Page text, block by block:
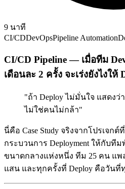
9 นาที
CI/CDDevOpsPipeline Automation
CI/CD Pipeline — เมื่อทีม
เดือนละ 2 ครั้ง จะเร่งยังไงให้
"ถ้า Deploy ไม่มั่นใจ แสดงว่
ไม่ใช่คนไม่กล้า"
นี่คือ Case Study จริงจากโปรเจกต์
กระบวนการ Deployment ให้กับ
ขนาดกลางแห่งหนึ่ง ทีม 25 คน แพ
แสน และทุกครั้งที่ Deploy คือวัน